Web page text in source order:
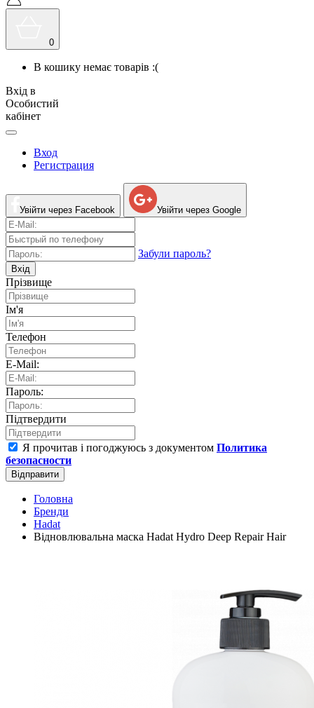
0
В кошику немає товарів :(
Вхід в
Особистий
кабінет
Вход
Регистрация
Увійти через Facebook Увійти через Google
Забули пароль?
Вхід
Прізвище
Ім'я
Телефон
E-Mail:
Пароль:
Підтвердити
Я прочитав і погоджуюсь з документом Политика
безопасности
Відправити
Головна
Бренди
Hadat
Відновлювальна маска Hadat Hydro Deep Repair Hair